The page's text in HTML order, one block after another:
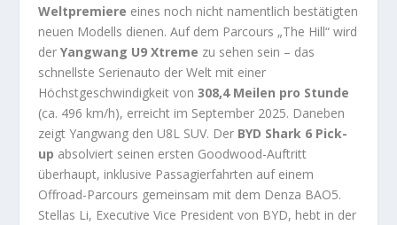
Weltpremiere eines noch nicht namentlich bestätigten
neuen Modells dienen. Auf dem Parcours „The Hill“ wird
der Yangwang U9 Xtreme zu sehen sein – das
schnellste Serienauto der Welt mit einer
Höchstgeschwindigkeit von 308,4 Meilen pro Stunde
(ca. 496 km/h), erreicht im September 2025. Daneben
zeigt Yangwang den U8L SUV. Der BYD Shark 6 Pick-
up absolviert seinen ersten Goodwood-Auftritt
überhaupt, inklusive Passagierfahrten auf einem
Offroad-Parcours gemeinsam mit dem Denza BAO5.
Stellas Li, Executive Vice President von BYD, hebt in der